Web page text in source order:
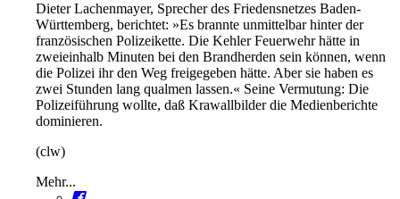
Dieter Lachenmayer, Sprecher des Friedensnetzes Baden-
Württemberg, berichtet: »Es brannte unmittelbar hinter der
französischen Polizeikette. Die Kehler Feuerwehr hätte in
zweieinhalb Minuten bei den Brandherden sein können, wenn
die Polizei ihr den Weg freigegeben hätte. Aber sie haben es
zwei Stunden lang qualmen lassen.« Seine Vermutung: Die
Polizeiführung wollte, daß Krawallbilder die Medienberichte
dominieren.
(clw)
Mehr...